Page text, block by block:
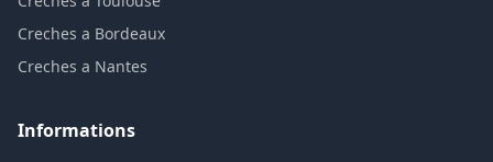
Creches a Bordeaux
Creches a Nantes
Informations